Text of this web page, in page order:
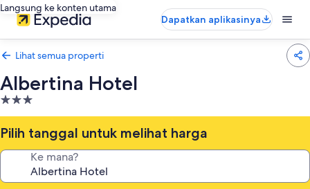
Langsung ke konten utama
Dapatkan aplikasinya
Lihat semua properti
Albertina Hotel
Properti
bintang
3.0
Pilih tanggal untuk melihat harga
Ke mana?